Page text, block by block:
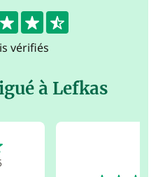
vérifiés
à Lefkas